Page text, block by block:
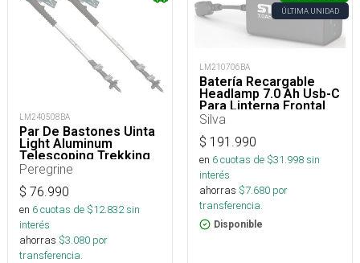
LM240508BA
Par De Bastones Uinta
Light Aluminum
Telescoping Trekking
Pole
Peregrine
$ 76.990
en 6cuotas de $12.832sin
interés
ahorras $3.080 por
transferencia.
ÚLTIMA UNIDAD
LM210706BA
Batería Recargable
Headlamp 7.0 Ah Usb-C
Para Linterna Frontal
Silva
$ 191.990
en 6cuotas de $31.998sin
interés
ahorras $7.680 por
transferencia.
Disponible